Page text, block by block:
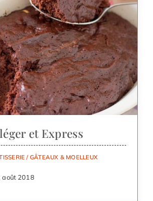
et Express
/ GÂTEAUX & MOELLEUX
août 2018